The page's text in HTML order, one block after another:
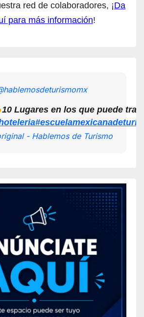
red de colaboradores, ¡Da
para más información!
10 Lugares en los que puede
- Hablemos de Turismo